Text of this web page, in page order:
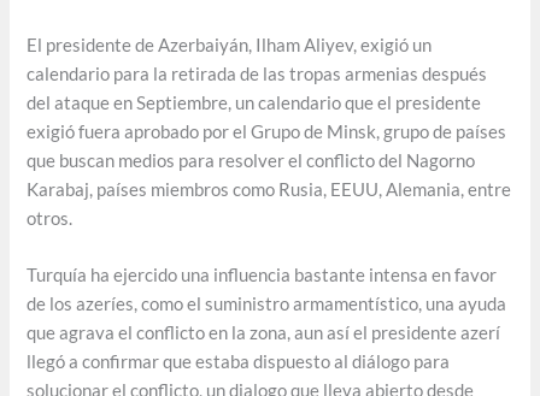
El presidente de Azerbaiyán, Ilham Aliyev, exigió un
calendario para la retirada de las tropas armenias después
del ataque en Septiembre, un calendario que el presidente
exigió fuera aprobado por el Grupo de Minsk, grupo de países
que buscan medios para resolver el conflicto del Nagorno
Karabaj, países miembros como Rusia, EEUU, Alemania, entre
otros.
Turquía ha ejercido una influencia bastante intensa en favor
de los azeríes, como el suministro armamentístico, una ayuda
que agrava el conflicto en la zona, aun así el presidente azerí
llegó a confirmar que estaba dispuesto al diálogo para
solucionar el conflicto, un dialogo que lleva abierto desde